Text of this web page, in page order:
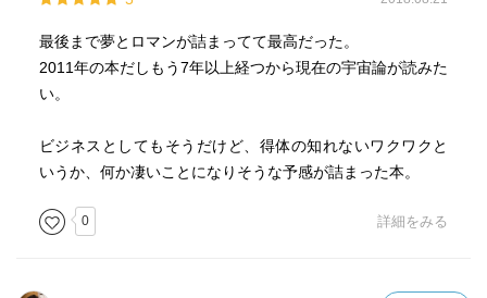
最後まで夢とロマンが詰まってて最高だった。
2011年の本だしもう7年以上経つから現在の宇宙論が読みた
い。
ビジネスとしてもそうだけど、得体の知れないワクワクと
いうか、何か凄いことになりそうな予感が詰まった本。
0 詳細をみる